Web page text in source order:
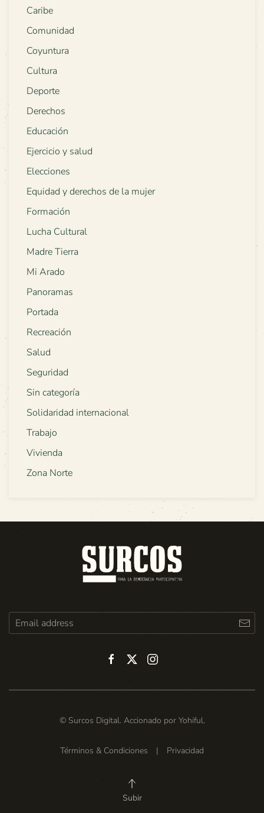
Caribe
Comunidad
Coyuntura
Cultura
Deporte
Derechos
Educación
Ejercicio y salud
Elecciones
Equidad y derechos de la mujer
Formación
Lucha Cultural
Madre Tierra
Mi Arado
Panoramas
Portada
Recreación
Salud
Seguridad
Sin categoría
Solidaridad internacional
Trabajo
Vivienda
Zona Norte
© Surcos Digital. Accionado por Yohiful.
Términos & Condiciones | Privacidad
Subir